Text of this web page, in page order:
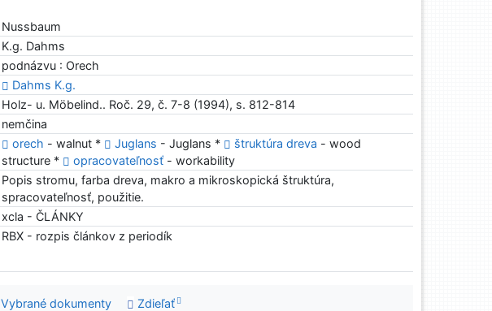
Nussbaum
K.g. Dahms
podnázvu : Orech
Dahms K.g.
Holz- u. Möbelind.. Roč. 29, č. 7-8 (1994), s. 812-814
nemčina
orech - walnut * Juglans - Juglans * štruktúra dreva - wood
structure *
opracovateľnosť - workability
Popis stromu, farba dreva, makro a mikroskopická štruktúra,
spracovateľnosť, použitie.
xcla - ČLÁNKY
RBX - rozpis článkov z periodík
Vybrané dokumenty Zdieľať